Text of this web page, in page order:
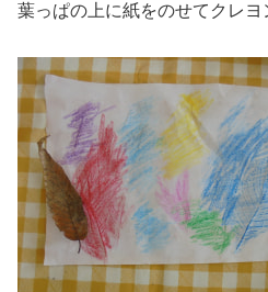
葉っぱの上に紙をのせてクレヨ